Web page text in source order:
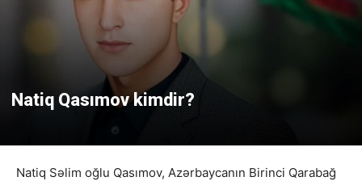
Natiq Qasımov kimdir?
Natiq Səlim oğlu Qasımov, Azərbaycanın Birinci Qarabağ